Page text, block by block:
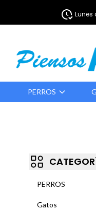
Lunes
PERROS
PERROS
Gatos